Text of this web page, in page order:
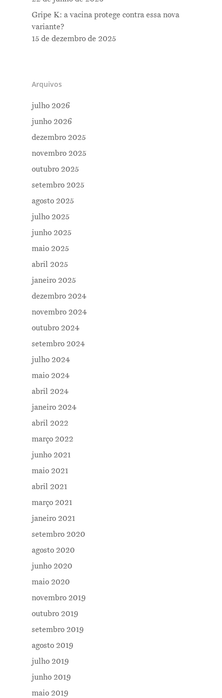
Gripe K: a vacina protege contra essa nova
variante?
15 de dezembro de 2025
Arquivos
julho 2026
junho 2026
dezembro 2025
novembro 2025
outubro 2025
setembro 2025
agosto 2025
julho 2025
junho 2025
maio 2025
abril 2025
janeiro 2025
dezembro 2024
novembro 2024
outubro 2024
setembro 2024
julho 2024
maio 2024
abril 2024
janeiro 2024
abril 2022
março 2022
junho 2021
maio 2021
abril 2021
março 2021
janeiro 2021
setembro 2020
agosto 2020
junho 2020
maio 2020
novembro 2019
outubro 2019
setembro 2019
agosto 2019
julho 2019
junho 2019
maio 2019